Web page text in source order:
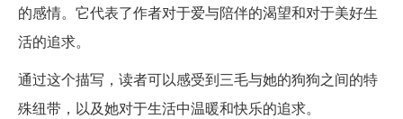
的感情。它代表了作者对于爱与陪伴的渴望和对于美好生
活的追求。
通过这个描写，读者可以感受到三毛与她的狗狗之间的特
殊纽带，以及她对于生活中温暖和快乐的追求。